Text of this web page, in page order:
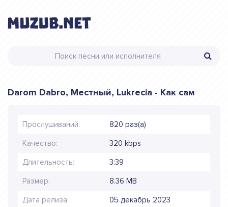
Darom Dabro, Местный, Lukrecia - Как сам
Прослушиваний: 820 раз(а)
Качество: 320 kbps
Длительность: 3:39
Размер: 8.36 MB
Дата релиза: 05 декабрь 2023